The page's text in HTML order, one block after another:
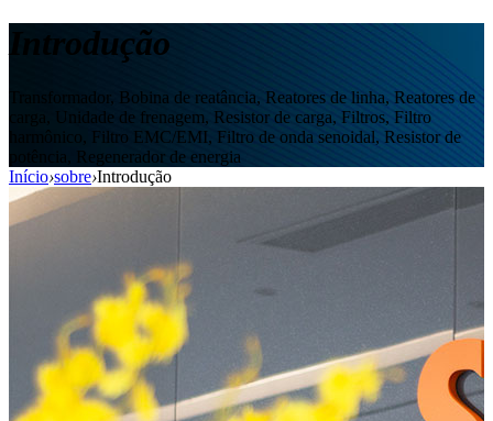
Introdução
Transformador, Bobina de reatância, Reatores de linha, Reatores de
carga, Unidade de frenagem, Resistor de carga, Filtros, Filtro
harmônico, Filtro EMC/EMI, Filtro de onda senoidal, Resistor de
potência, Regenerador de energia
Início›sobre›Introdução